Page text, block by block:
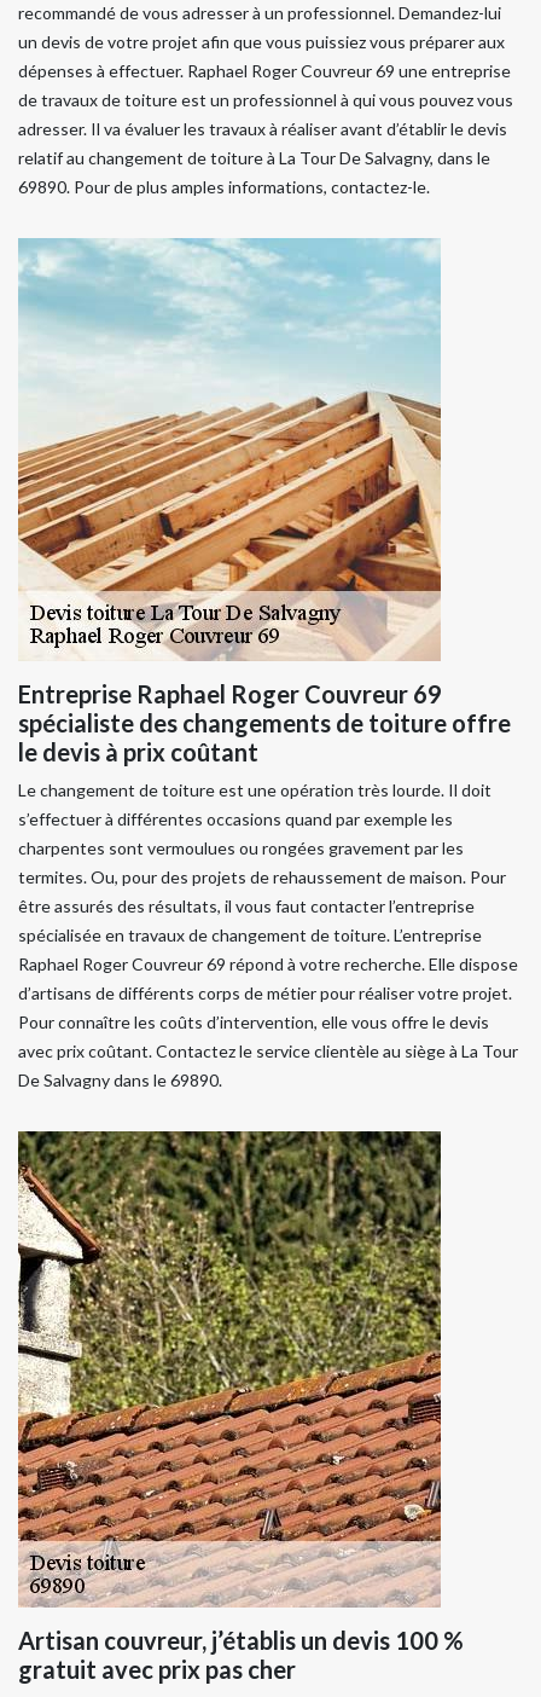
recommandé de vous adresser à un professionnel. Demandez-lui
un devis de votre projet afin que vous puissiez vous préparer aux
dépenses à effectuer. Raphael Roger Couvreur 69 une entreprise
de travaux de toiture est un professionnel à qui vous pouvez vous
adresser. Il va évaluer les travaux à réaliser avant d’établir le devis
relatif au changement de toiture à La Tour De Salvagny, dans le
69890. Pour de plus amples informations, contactez-le.
Entreprise Raphael Roger Couvreur 69
spécialiste des changements de toiture offre
le devis à prix coûtant
Le changement de toiture est une opération très lourde. Il doit
s’effectuer à différentes occasions quand par exemple les
charpentes sont vermoulues ou rongées gravement par les
termites. Ou, pour des projets de rehaussement de maison. Pour
être assurés des résultats, il vous faut contacter l’entreprise
spécialisée en travaux de changement de toiture. L’entreprise
Raphael Roger Couvreur 69 répond à votre recherche. Elle dispose
d’artisans de différents corps de métier pour réaliser votre projet.
Pour connaître les coûts d’intervention, elle vous offre le devis
avec prix coûtant. Contactez le service clientèle au siège à La Tour
De Salvagny dans le 69890.
Artisan couvreur, j’établis un devis 100 %
gratuit avec prix pas cher